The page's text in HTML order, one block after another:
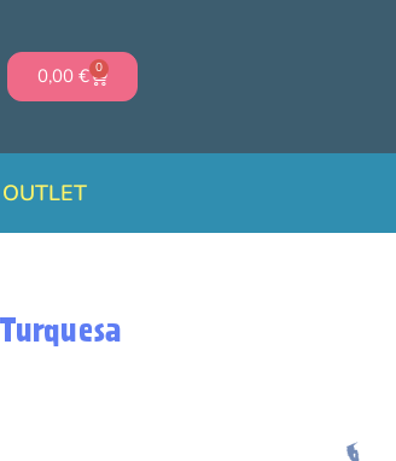
0,00 € 0
OUTLET